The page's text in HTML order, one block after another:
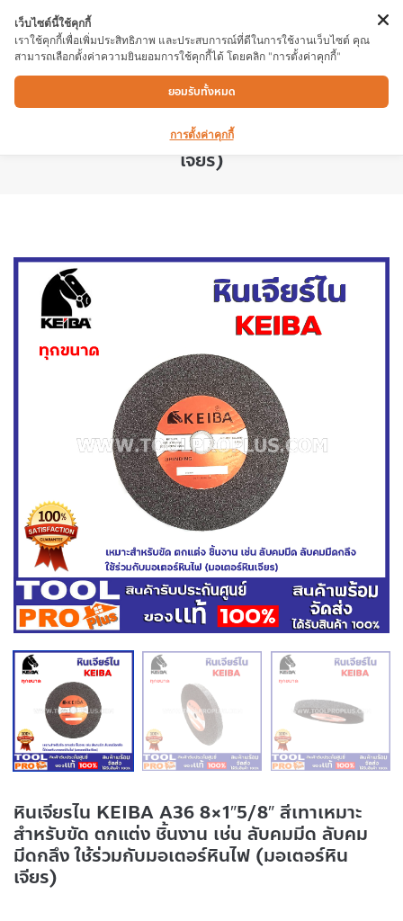
หินเจียรไน KEIBA A36 8×1″5/8″ สีเทาเหมาะ
สำหรับขัด ตกแต่ง ชิ้นงาน เช่น ลับคมมีด ลับคม
มีดกลึง ใช้ร่วมกับมอเตอร์หินไฟ (มอเตอร์หิน
เจียร)
หินเจียรไน KEIBA A36 8×1″5/8″ สีเทาเหมาะ
สำหรับขัด ตกแต่ง ชิ้นงาน เช่น ลับคมมีด ลับคม
มีดกลึง ใช้ร่วมกับมอเตอร์หินไฟ (มอเตอร์หิน
เจียร)
เว็บไซต์นี้ใช้คุกกี้
เราใช้คุกกี้เพื่อเพิ่มประสิทธิภาพ และประสบการณ์ที่ดีในการใช้งานเว็บไซต์ คุณ
สามารถเลือกตั้งค่าความยินยอมการใช้คุกกี้ได้ โดยคลิก "การตั้งค่าคุกกี้"
ยอมรับทั้งหมด
การตั้งค่าคุกกี้